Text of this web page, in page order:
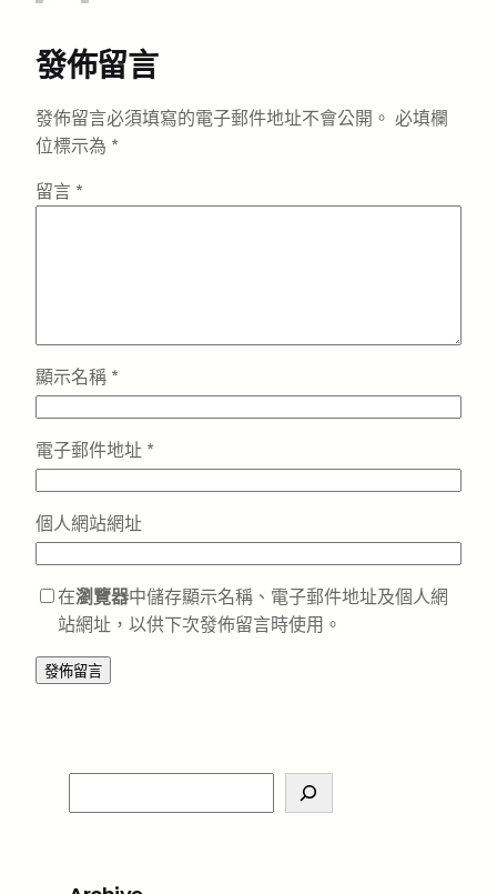
發佈留言
發佈留言必須填寫的電子郵件地址不會公開。 必填欄
位標示為 *
留言 *
顯示名稱 *
電子郵件地址 *
個人網站網址
在瀏覽器中儲存顯示名稱、電子郵件地址及個人網
站網址，以供下次發佈留言時使用。
e